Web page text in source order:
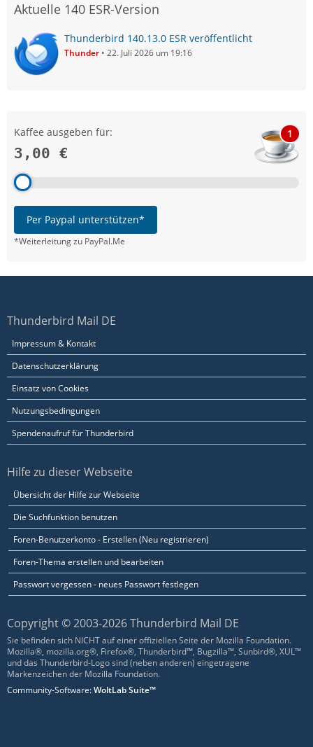
Aktuelle 140 ESR-Version
Thunderbird 140.13.0 ESR veröffentlicht
Thunder 22. Juli 2026 um 19:16
Kaffee ausgeben für:
3,00 €
1
Per Paypal unterstützen*
*Weiterleitung zu PayPal.Me
Thunderbird Mail DE
Impressum & Kontakt
Datenschutzerklärung
Einsatz von Cookies
Nutzungsbedingungen
Spendenaufruf für Thunderbird
Hilfe zu dieser Webseite
Übersicht der Hilfe zur Webseite
Die Suchfunktion benutzen
Foren-Benutzerkonto - Erstellen (Neu registrieren)
Foren-Thema erstellen und bearbeiten
Passwort vergessen - neues Passwort festlegen
Copyright © 2003-2026 Thunderbird Mail DE
Sie befinden sich NICHT auf einer offiziellen Seite der Mozilla Foundation.
Mozilla®, mozilla.org®, Firefox®, Thunderbird™, Bugzilla™, Sunbird®, XUL™
und das Thunderbird-Logo sind (neben anderen) eingetragene
Markenzeichen der Mozilla Foundation.
Community-Software:WoltLab Suite™